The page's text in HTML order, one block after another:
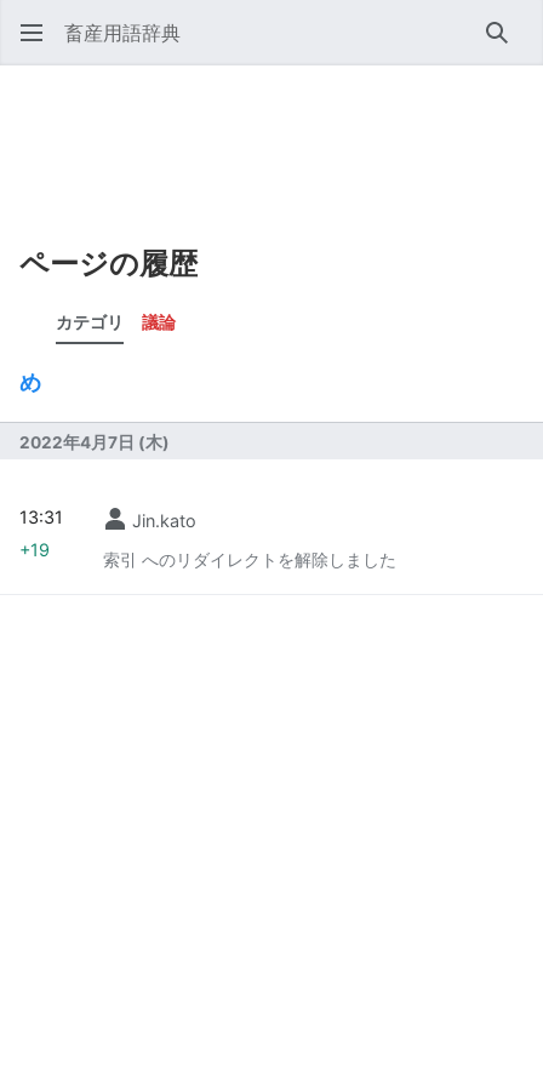
畜産用語辞典 検索
ページの履歴
カテゴリ 議論
め
2022年4月7日 (木)
Jin.kato
索引 へのリダイレクトを解除しました
13:31
+19